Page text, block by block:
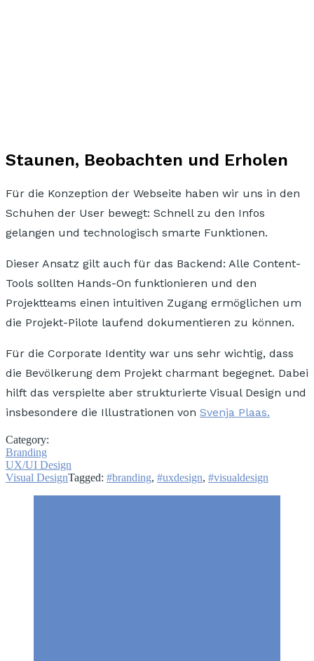
Staunen, Beobachten und Erholen
Für die Konzeption der Webseite haben wir uns in den
Schuhen der User bewegt: Schnell zu den Infos
gelangen und technologisch smarte Funktionen.
Dieser Ansatz gilt auch für das Backend: Alle Content-
Tools sollten Hands-On funktionieren und den
Projektteams einen intuitiven Zugang ermöglichen um
die Projekt-Pilote laufend dokumentieren zu können.
Für die Corporate Identity war uns sehr wichtig, dass
die Bevölkerung dem Projekt charmant begegnet. Dabei
hilft das verspielte aber strukturierte Visual Design und
insbesondere die Illustrationen von Svenja Plaas.
Category:
Branding
UX/UI Design
Visual DesignTagged: #branding, #uxdesign, #visualdesign